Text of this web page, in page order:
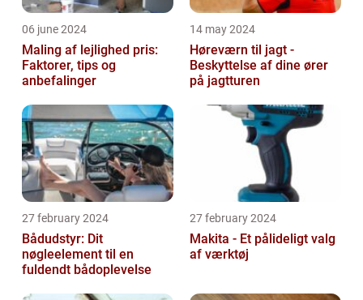
06 june 2024
Maling af lejlighed pris:
Faktorer, tips og
anbefalinger
14 may 2024
Høreværn til jagt -
Beskyttelse af dine ører
på jagtturen
27 february 2024
Bådudstyr: Dit
nøgleelement til en
fuldendt bådoplevelse
27 february 2024
Makita - Et pålideligt valg
af værktøj